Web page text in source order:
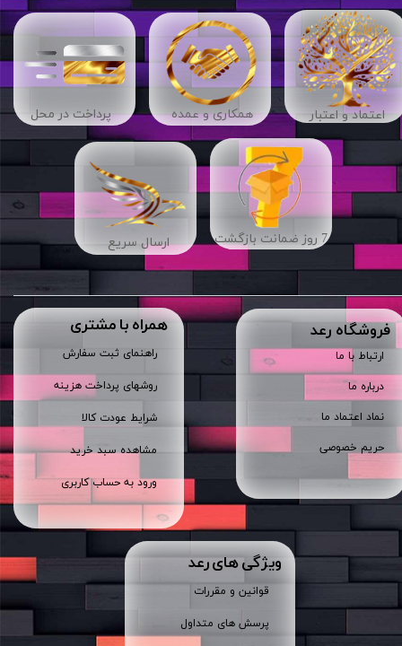
ارسال سریع
​فروشگاه رعد
ارتباط با ما
درباره ما
نماد اعتماد ما
حریم خصوصی
همراه با مشتری
راهنمای ثبت سفارش
روشهای پرداخت هزینه
شرایط عودت کالا
مشاهده سبد خرید
ورود به حساب کاربری
ویژگی های رعد
قوانین و مقررات
پرسش های متداول
اعتماد و اعتبار
7 روز ضمانت بازگشت
پرداخت در محل ​​همکاری و عمده